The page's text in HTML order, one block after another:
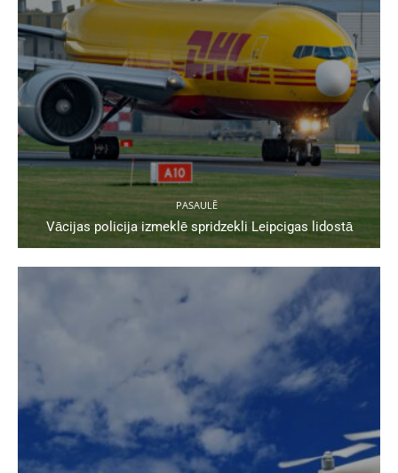
PASAULĒ
Vācijas policija izmeklē spridzekli Leipcigas lidostā